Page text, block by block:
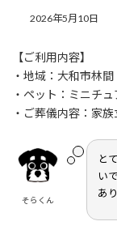
2026年5月10日
【ご利用内容】
・地域：大和市林
・ペット：ミニチ
・ご葬儀内容：家
そらくん
と
い
あ